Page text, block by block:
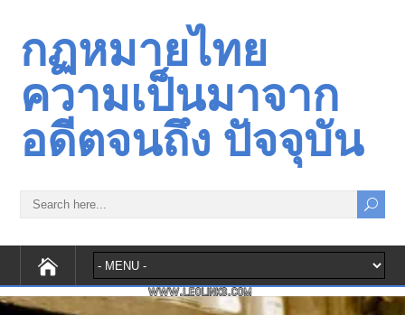
กฏหมายไทย
ความเป็นมาจาก
อดีตจนถึง ปัจจุบัน